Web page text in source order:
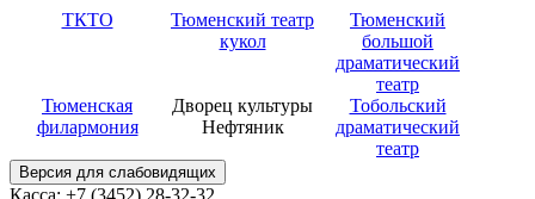
ТКТО
Тюменский театр
кукол
Тюменский
большой
драматический
театр
Тюменская
филармония
Дворец культуры
Нефтяник
Тобольский
драматический
театр
Версия для слабовидящих
Касса: +7 (3452) 28-32-32